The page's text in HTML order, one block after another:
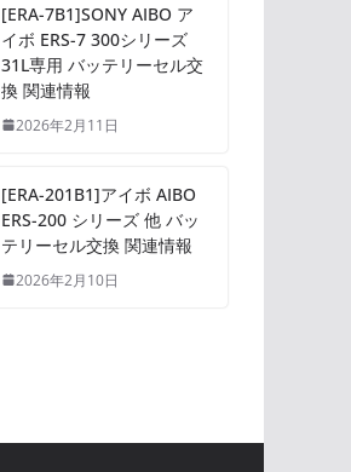
[ERA-7B1]SONY AIBO ア
イボ ERS-7 300シリーズ
31L専用 バッテリーセル交
換 関連情報
2026年2月11日
[ERA-201B1]アイボ AIBO
ERS-200 シリーズ 他 バッ
テリーセル交換 関連情報
2026年2月10日